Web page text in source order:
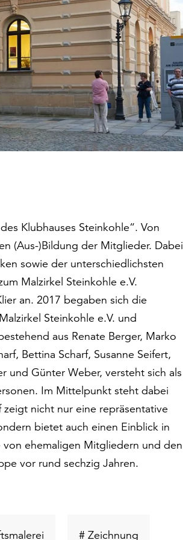
Klubhauses Steinkohle“. Von
(Aus-)Bildung der Mitglieder. Dabei
sowie der unterschiedlichsten
Malzirkel Steinkohle e.V.
an. 2017 begaben sich die
Steinkohle e.V. und
aus Renate Berger, Marko
Bettina Scharf, Susanne Seifert,
und Günter Weber, versteht sich als
Im Mittelpunkt steht dabei
nicht nur eine repräsentative
bietet auch einen Einblick in
ehemaligen Mitgliedern und den
vor rund sechzig Jahren.
Schlüsselwort# Zeichnung